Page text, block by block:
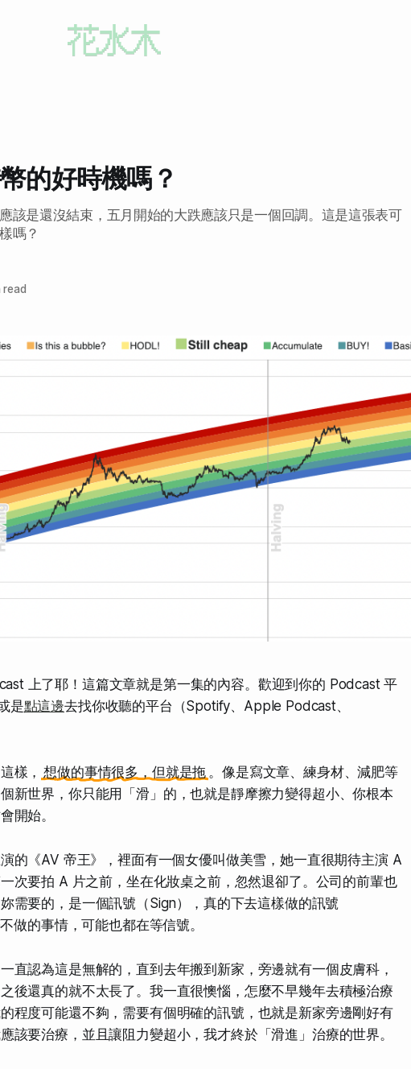
的好時機嗎？
該是還沒結束，五月開始的大跌應該只是一個回調。這是這張表可
嗎？
上了耶！這篇文章就是第一集的內容。歡迎到你的 Podcast 平
是點這邊去找你收聽的平台（Spotify、Apple Podcast、
樣， 想做的事情很多，但就是拖 。像是寫文章、練身材、減肥等
新世界，你只能用「滑」的，也就是靜摩擦力變得超小、你根本
開始。
的《AV 帝王》，裡面有一個女優叫做美雪，她一直很期待主演 A
次要拍 A 片之前，坐在化妝桌之前，忽然退卻了。公司的前輩也
需要的，是一個訊號（Sign），真的下去這樣做的訊號
做的事情，可能也都在等信號。
直認為這是無解的，直到去年搬到新家，旁邊就有一個皮膚科，
後還真的就不太長了。我一直很懊惱，怎麼不早幾年去積極治療
程度可能還不夠，需要有個明確的訊號，也就是新家旁邊剛好有
該要治療，並且讓阻力變超小，我才終於「滑進」治療的世界。